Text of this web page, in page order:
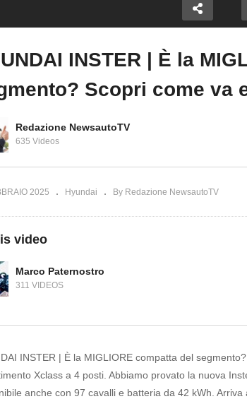
INSTER | È la
Scopri come va
Redazione NewsautoTV
635 Videos
2025 Hyundai By Redazione NewsautoTV
video
Marco Paternostro
311 VIDEOS
INSTER | È la MIGLIORE compatta del
Xclass a 4 posti. Abbiamo provato la nuova
anche con 97 cavalli e batteria da 42 kWh.